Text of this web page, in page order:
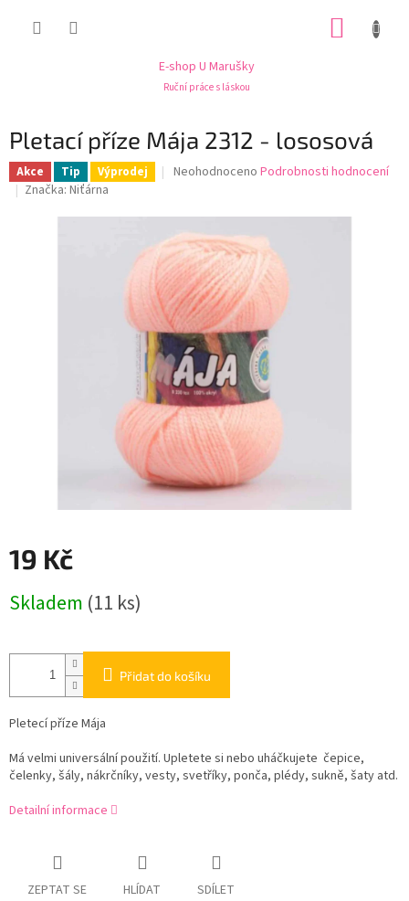
E-shop U Marušky
Ruční práce s láskou
Pletací příze Mája 2312 - lososová
Akce Tip Výprodej
Průměrné
je
0,0
z
5
hvězdiček.
Neohodnoceno Podrobnosti hodnocení
Značka: Niťárna
19 Kč
cena:
Skladem (11 ks)
Přidat do košíku
Pletecí příze Mája
Má velmi universální použití. Upletete si nebo uháčkujete čepice,
čelenky, šály, nákrčníky, vesty, svetříky, ponča, plédy, sukně, šaty atd.
Detailní informace
ZEPTAT SE HLÍDAT SDÍLET